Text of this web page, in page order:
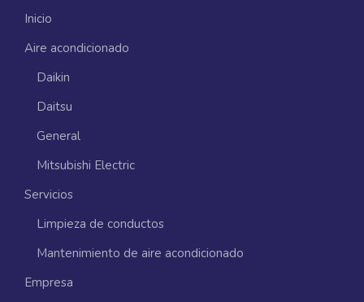
Inicio
Aire acondicionado
Daikin
Daitsu
General
Mitsubishi Electric
Servicios
Limpieza de conductos
Mantenimiento de aire acondicionado
Empresa